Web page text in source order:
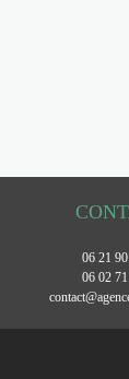
06 21
06 02